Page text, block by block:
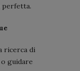
perfetta.
ricerca di
guidare